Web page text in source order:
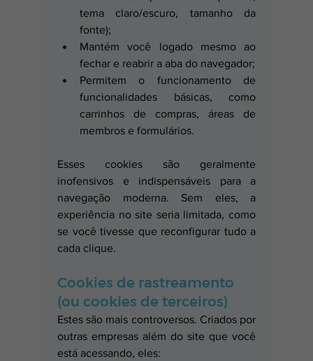
tema claro/escuro, tamanho da
fonte);
Mantém você logado mesmo ao
fechar e reabrir a aba do navegador;
Permitem o funcionamento de
funcionalidades básicas, como
carrinhos de compras, áreas de
membros e formulários.
Esses cookies são geralmente
inofensivos e indispensáveis para a
navegação moderna. Sem eles, a
experiência no site seria limitada, como
se você tivesse que reconfigurar tudo a
cada clique.
Cookies de rastreamento
(ou cookies de terceiros)
Estes são mais controversos. Criados por
outras empresas além do site que você
está acessando, eles: